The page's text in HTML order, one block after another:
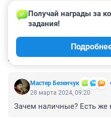
КОММЕНТАРИИ 34
Мастер Безенчук
Получай награды за
задания!
28 марта 2024, 09:20
Зачем наличные? Есть же